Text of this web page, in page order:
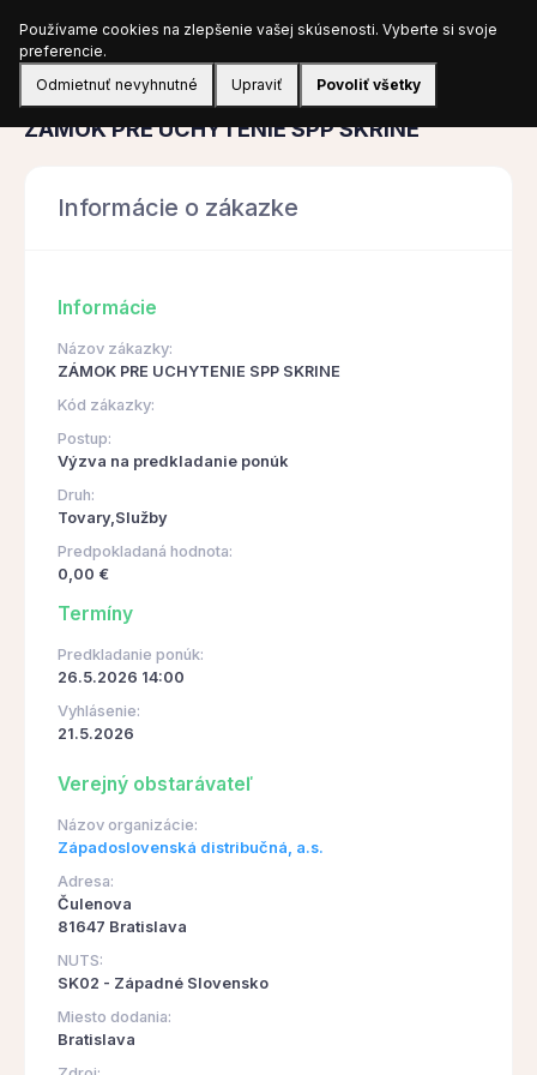
Prihlásiť sa
Obstarávanie
ZÁMOK PRE UCHYTENIE SPP SKRINE
Informácie o zákazke
Informácie
Názov zákazky:
ZÁMOK PRE UCHYTENIE SPP SKRINE
Kód zákazky:
Postup:
Výzva na predkladanie ponúk
Druh:
Tovary,Služby
Predpokladaná hodnota:
0,00 €
Termíny
Predkladanie ponúk:
26.5.2026 14:00
Vyhlásenie:
21.5.2026
Verejný obstarávateľ
Názov organizácie:
Západoslovenská distribučná, a.s.
Adresa:
Čulenova
81647 Bratislava
NUTS:
SK02 - Západné Slovensko
Miesto dodania:
Bratislava
Používame cookies na zlepšenie vašej skúsenosti. Vyberte si svoje
preferencie.
Odmietnuť nevyhnutné
Upraviť Povoliť všetky